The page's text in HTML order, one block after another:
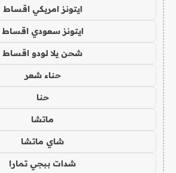
ايتونز امريكي اقساط
ايتونز سعودي اقساط
شحن يلا لودو اقساط
حناء شعر
حنا
ماتشا
شاي ماتشا
شدات ببجي تمارا